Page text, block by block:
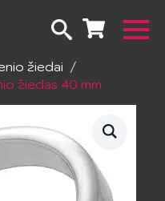
suvaržymas
žiedai
žiedas 40 mm